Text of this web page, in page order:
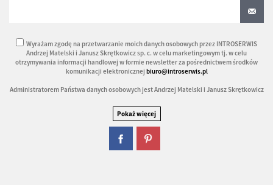
Wyrażam zgodę na przetwarzanie moich danych osobowych przez INTROSERWIS
Andrzej Matelski i Janusz Skrętkowicz sp. c. w celu marketingowym tj. w celu
otrzymywania informacji handlowej w formie newsletter za pośrednictwem środków
komunikacji elektronicznej biuro@introserwis.pl
Administratorem Państwa danych osobowych jest Andrzej Matelski i Janusz Skrętkowicz